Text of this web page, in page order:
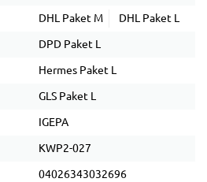
DHL Paket M DHL Paket L
DPD Paket L
Hermes Paket L
GLS Paket L
IGEPA
KWP2-027
04026343032696